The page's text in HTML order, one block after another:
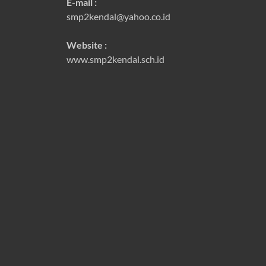
E-mail :
smp2kendal@yahoo.co.id
Website :
www.smp2kendal.sch.id